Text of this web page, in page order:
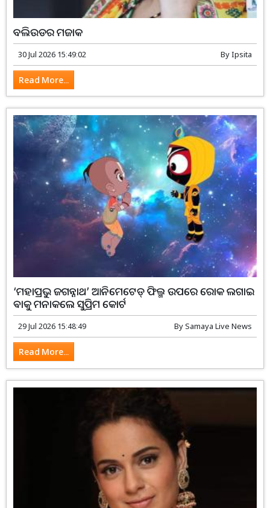
ବଲିଉଡର ମଜାକ
30 Jul 2026 15:49:02 ByIpsita
Read More...
‘ମହାପ୍ରଭୁ ଜଗନ୍ନାଥ’ ଆନିମେଟେଡ୍ ଫିଲ୍ମ ଉପରେ ରୋକ ଲଗାଇ
ଵାକୁ ମନାକଲେ ସୁପ୍ରିମ କୋର୍ଟ
29 Jul 2026 15:48:49 BySamaya Live News
Read More...